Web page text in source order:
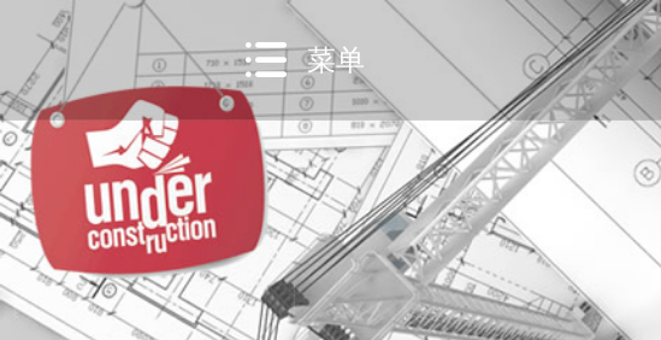
菜单
网站建设
定制网站套餐
网站营销
SEO整站推
移动互联网
微官网